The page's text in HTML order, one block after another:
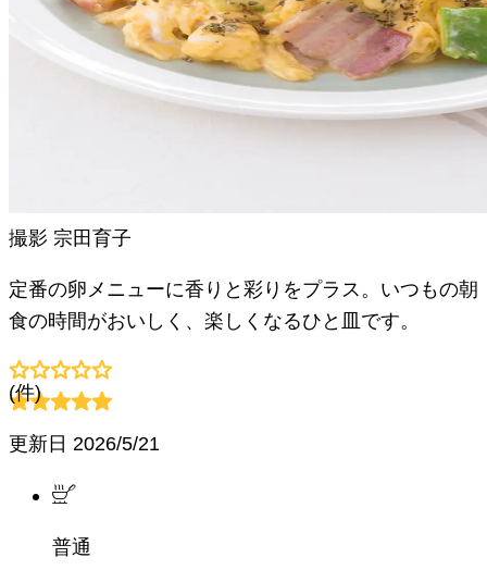
撮影 宗田育子
定番の卵メニューに香りと彩りをプラス。いつもの朝
食の時間がおいしく、楽しくなるひと皿です。
(件)
更新日 2026/5/21
普通